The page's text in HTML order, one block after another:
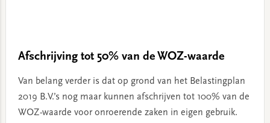
Afschrijving tot 50% van de WOZ-waarde
Van belang verder is dat op grond van het Belastingplan
2019 B.V.’s nog maar kunnen afschrijven tot 100% van de
WOZ-waarde voor onroerende zaken in eigen gebruik.